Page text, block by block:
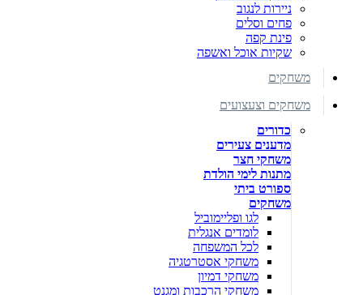
ניירות לנגוב
פחים וסלים
פינת קפה
שקיות אוכל ואשפה
משחקים
משחקים וצעצועים
כדורים
מדענים צעירים
משחקי חצר
מתנות לימי הולדת
ספורט ביתי
משחקים
לגו ופליימוביל
לומדים אנגלית
לכל המשפחה
משחקי אסטרטגיה
משחקי דמיון
משחקי הרכבות ומגנט